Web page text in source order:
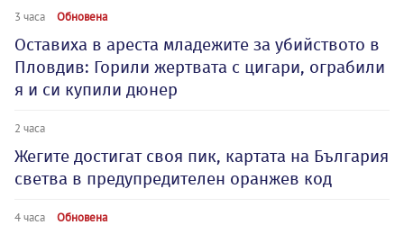
3 часа Обновена
Оставиха в ареста младежите за убийството в
Пловдив: Горили жертвата с цигари, ограбили
я и си купили дюнер
2 часа
Жегите достигат своя пик, картата на България
светва в предупредителен оранжев код
4 часа Обновена